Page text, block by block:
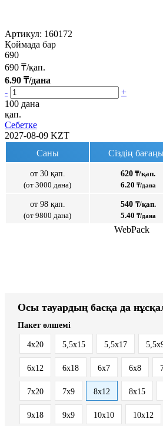
Артикул: 160172
Қоймада бар
690
690 ₸/қап.
6.90 ₸/дана
-
+
100 дана
қап.
Себетке
2027-08-09 KZT
Саны
Сіздің
от 30 қап.
(от 3000 дана)
620 ₸/қап.
6.20 ₸/дана
от 98 қап.
(от 9800 дана)
540 ₸/қап.
5.40 ₸/дана
WebPack
Осы тауардың басқа да
Пакет өлшемі
4x20 5,5x15 5,5x17
6x12 6x18 6x7 6x8
7x20 7x9 8x12 8x15
9x18 9x9 10x10 10x12